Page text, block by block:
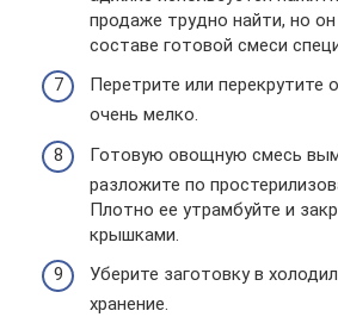
продаже трудно найти, но
составе готовой смеси
Перетрите или перекрутите
очень мелко.
Готовую овощную смесь
разложите по
Плотно ее утрамбуйте и
крышками.
Уберите заготовку в
хранение.